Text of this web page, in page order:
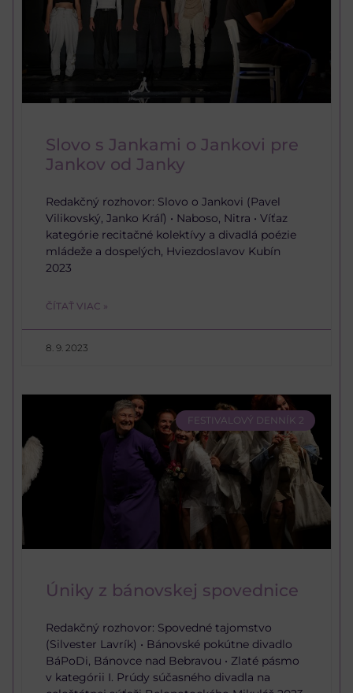
Slovo s Jankami o Jankovi pre
Jankov od Janky
Redakčný rozhovor: Slovo o Jankovi (Pavel
Vilikovský, Janko Kráľ) • Naboso, Nitra • Víťaz
kategórie recitačné kolektívy a divadlá poézie
mládeže a dospelých, Hviezdoslavov Kubín
2023
ČÍTAŤ VIAC »
8. 9. 2023
FESTIVALOVÝ DENNÍK 2
Úniky z bánovskej spovednice
Redakčný rozhovor: Spovedné tajomstvo
(Silvester Lavrík) • Bánovské pokútne divadlo
BáPoDi, Bánovce nad Bebravou • Zlaté pásmo
v kategórii I. Prúdy súčasného divadla na